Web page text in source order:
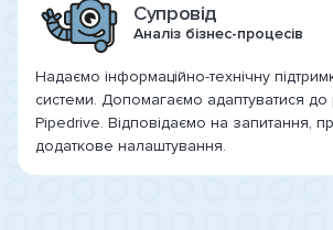
Супровід
Аналіз бізнес-процесів
Надаємо інформаційно-технічну
системи. Допомагаємо адаптуватися до
Pipedrive. Відповідаємо на запитання,
додаткове налаштування.